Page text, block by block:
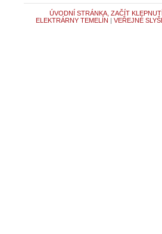
ÚVODNÍ STRÁNKA, ZAČÍT
ELEKTRÁRNY TEMELÍN | VEŘEJNÉ